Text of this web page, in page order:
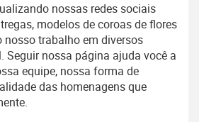
nossas redes sociais
modelos de coroas de flores
nosso trabalho em diversos
Seguir nossa página ajuda você a
equipe, nossa forma de
das homenagens que